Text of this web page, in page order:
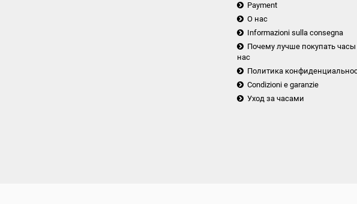
Payment
О нас
Informazioni sulla consegna
Почему лучше покупать часы
нас
Политика
Condizioni e garanzie
Уход за часами